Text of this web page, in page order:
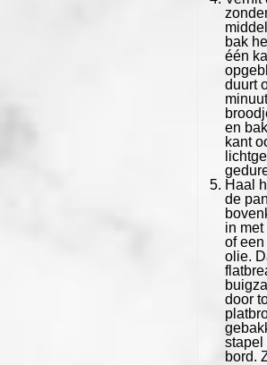
bak
één
duurt
en
kant
Haal
de
in
of
olie.
door
stapel
bord.